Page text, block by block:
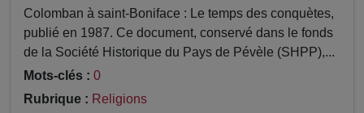
Colomban à saint-Boniface : Le temps des conquètes,
publié en 1987. Ce document, conservé dans le fonds
de la Société Historique du Pays de Pévèle (SHPP),...
Mots-clés : 0
Rubrique : Religions